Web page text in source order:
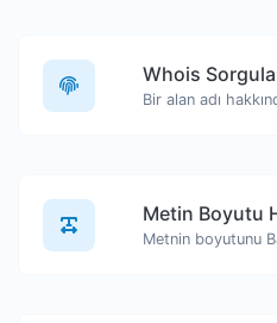
Whois
Metin Boyutu